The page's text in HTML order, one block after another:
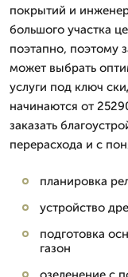
покрытий и
большого участка
поэтапно, поэтому
может выбрать
услуги под ключ
начинаются от
заказать
перерасхода и с
планировка
устройство
подготовка
газон